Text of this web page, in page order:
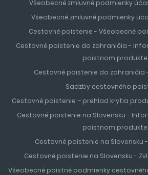
Všeobecné zmluvné podmienky
Všeobecné zmluvné podmienky
Cestovné poistenie - Všeobecné
Cestovné poistenie do zahraničia -
poistnom produkte
Cestovné poistenie do zahraničia
Sadzby cestovného
Cestovné poistenie – prehlad krytia
Cestovné poistenie na Slovensku -
poistnom produkte
Cestovné poistenie na Slovensku
Cestovné poistenie na Slovensku -
Všeobecné poistné podmienky